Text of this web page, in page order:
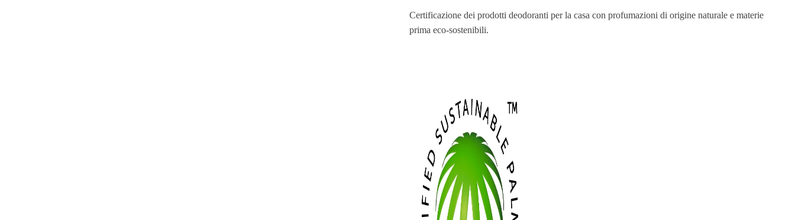
Certificazione dei prodotti deodoranti per la casa con profumazioni di origine naturale e materie
prima eco-sostenibili.